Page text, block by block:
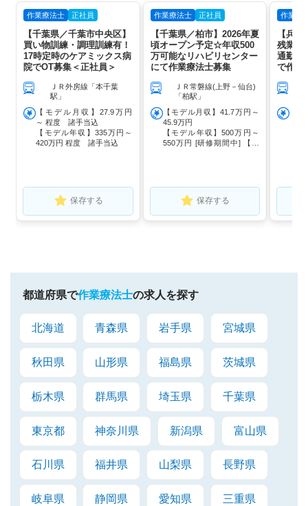
作業療法士 正社員
【千葉県／千葉市中央区】
買い物訓練・調理訓練有！
17時定時のケアミックス病
院でOT募集＜正社員＞
ＪＲ外房線「本千葉
駅」
【モデル月収】27.9万円
～ 程度 諸手当込
【モデル年収】335万円～
420万円 程度 諸手当込
保存する
作業療法士 正社員
【千葉県／柏市】2026年夏
頃オープン予定☆年収500
万可能なリハビリセンター
にて作業療法士募集
ＪＲ常磐線(上野－仙台)
「柏駅」
【モデル月収】41.7万円～
45.9万円
【モデル年収】500万円～
550万円 [研修期間中] 【月
保存する
作業療
【兵
残業0
通勤可
で作業
都道府県で作業療法士の求人を探す
北海道 青森県 岩手県 宮城県
秋田県 山形県 福島県 茨城県
栃木県 群馬県 埼玉県 千葉県
東京都 神奈川県 新潟県 富山県
石川県 福井県 山梨県 長野県
岐阜県 静岡県 愛知県 三重県